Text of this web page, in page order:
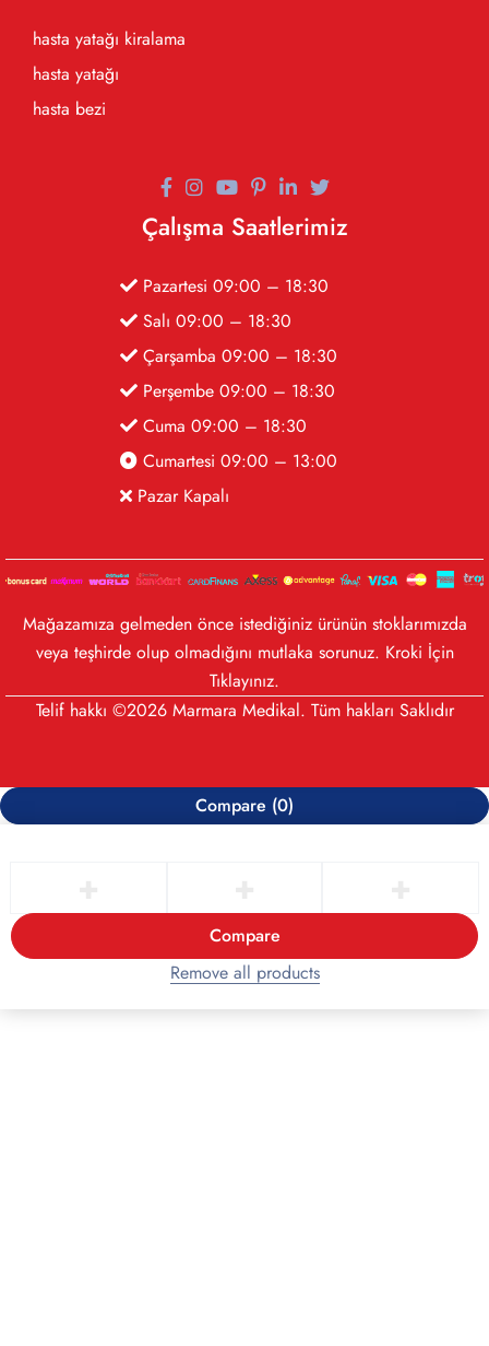
hasta yatağı kiralama
hasta yatağı
hasta bezi
Çalışma Saatlerimiz
Pazartesi 09:00 – 18:30
Salı 09:00 – 18:30
Çarşamba 09:00 – 18:30
Perşembe 09:00 – 18:30
Cuma 09:00 – 18:30
Cumartesi 09:00 – 13:00
Pazar Kapalı
Mağazamıza gelmeden önce istediğiniz ürünün stoklarımızda
veya teşhirde olup olmadığını mutlaka sorunuz. Kroki İçin
Tıklayınız.
Telif hakkı ©2026 Marmara Medikal. Tüm hakları Saklıdır
Compare (0)
Compare
Remove all products